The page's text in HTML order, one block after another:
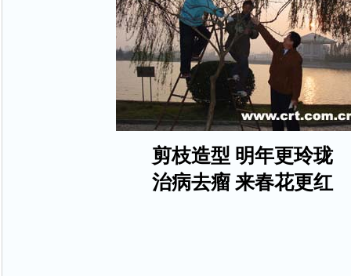
剪枝造型 明年更玲珑
治病去瘤 来春花更红